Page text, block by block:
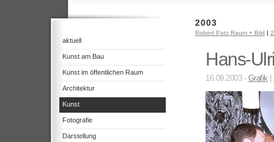
aktuell
Kunst am Bau
Kunst im öffentlichen Raum
Architektur
Kunst
Fotografie
Darstellung
2003
Robert Patz Raum + Bild |
Hans-
16.09.2003 - Grafik